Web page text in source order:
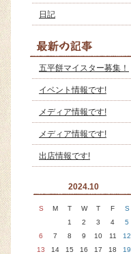
日記
五平餅マイスター募集！
イベント情報です!
メディア情報です!
メディア情報です!
出店情報です!
2024.10
S M T W T F
S
1
2 3 4
5
6
7 8 9 10 11
12
13
14 15 16 17 18
19